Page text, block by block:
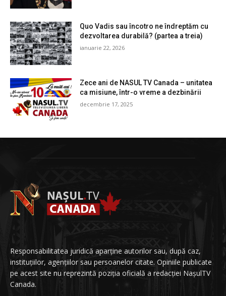
Quo Vadis sau încotro ne îndreptăm cu
dezvoltarea durabilă? (partea a treia)
ianuarie 22, 2026
Zece ani de NASUL TV Canada – unitatea
ca misiune, într-o vreme a dezbinării
decembrie 17, 2025
Responsabilitatea juridică aparține autorilor sau, după caz,
instituțiilor, agențiilor sau persoanelor citate. Opiniile publicate
pe acest site nu reprezintă poziția oficială a redacției NașulTV
Canada.